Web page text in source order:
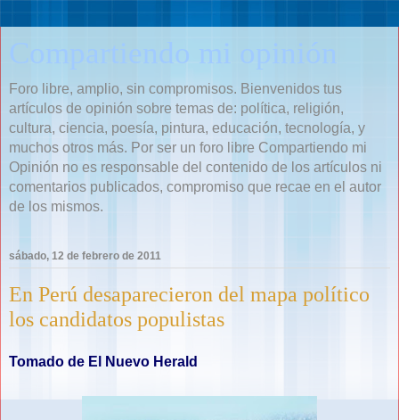
Compartiendo mi opinión
Foro libre, amplio, sin compromisos. Bienvenidos tus
artículos de opinión sobre temas de: política, religión,
cultura, ciencia, poesía, pintura, educación, tecnología, y
muchos otros más. Por ser un foro libre Compartiendo mi
Opinión no es responsable del contenido de los artículos ni
comentarios publicados, compromiso que recae en el autor
de los mismos.
sábado, 12 de febrero de 2011
En Perú desaparecieron del mapa político
los candidatos populistas
Tomado de El Nuevo Herald